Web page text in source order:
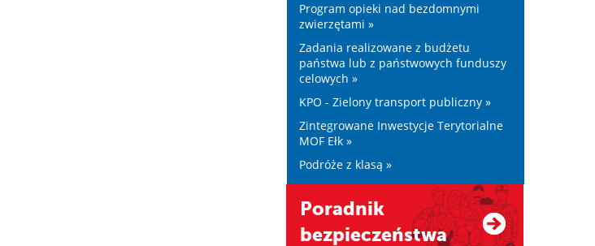
Program opieki nad bezdomnymi
zwierzętami »
Zadania realizowane z budżetu
państwa lub z państwowych funduszy
celowych »
KPO - Zielony transport publiczny »
Zintegrowane Inwestycje Terytorialne
MOF Ełk »
Podróże z klasą »
Poradnik
bezpieczeństwa